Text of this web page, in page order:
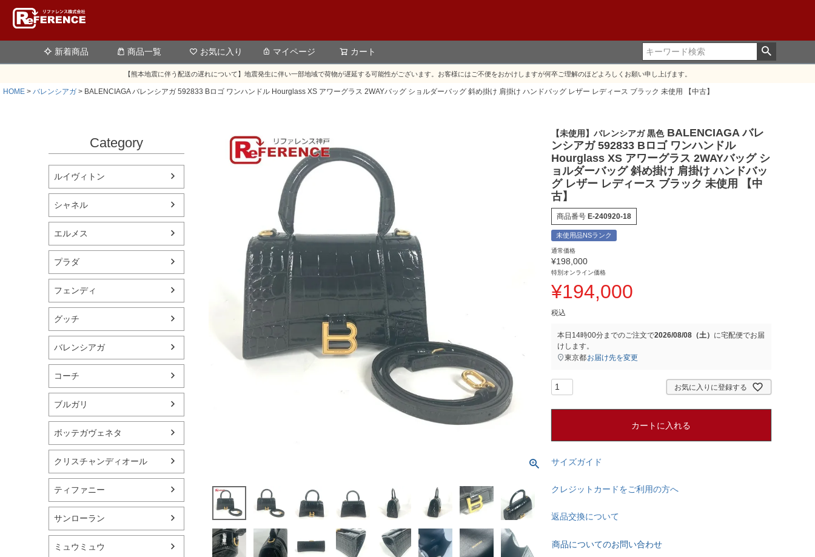
新着商品 商品一覧 お気に入り マイページ カート
【熊本地震に伴う配送の遅れについて】地震発生に伴い一部地域で荷物が遅延する可能性がございます。お客様にはご不便をおかけしますが何卒ご理解のほどよろしくお願い申し上げます。
HOME バレンシアガ BALENCIAGA バレンシアガ 592833 Bロゴ ワンハンドル Hourglass XS アワーグラス 2WAYバッグ ショルダーバッグ 斜め掛け 肩掛け ハンドバッグ レザー レディース ブラック 未使用 【中古】
Category
ルイヴィトン
シャネル
エルメス
プラダ
フェンディ
グッチ
バレンシアガ
コーチ
ブルガリ
ボッテガヴェネタ
クリスチャンディオール
ティファニー
サンローラン
ミュウミュウ
【未使用】バレンシアガ 黒色 BALENCIAGA バレ
ンシアガ 592833 Bロゴ ワンハンドル
Hourglass XS アワーグラス 2WAYバッグ シ
ョルダーバッグ 斜め掛け 肩掛け ハンドバッ
グ レザー レディース ブラック 未使用 【中
古】
商品番号 E-240920-18
未使用品NSランク
通常価格
¥198,000
特別オンライン価格
¥194,000
税込
本日 14時00分までのご注文で2026/08/08（土） に宅配便でお届
けします。
東京都お届け先を変更
お気に入りに登録する
カートに入れる
サイズガイド
クレジットカードをご利用の方へ
返品交換について
商品についてのお問い合わせ